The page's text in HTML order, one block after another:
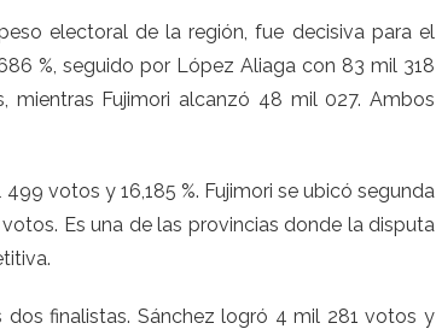
electoral de la región, fue decisiva para el
%, seguido por López Aliaga con 83 mil 318
Fujimori alcanzó 48 mil 027. Ambos
votos y 16,185 %. Fujimori se ubicó segunda
Es una de las provincias donde la disputa
finalistas. Sánchez logró 4 mil 281 votos y